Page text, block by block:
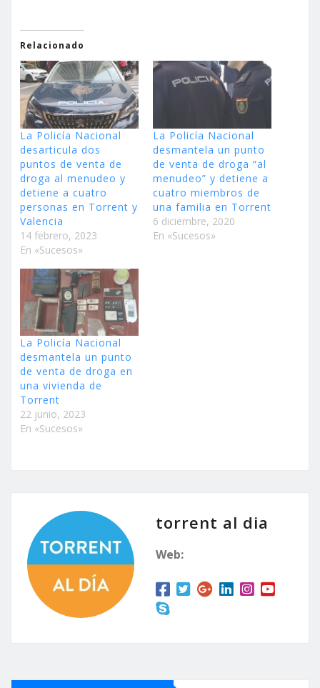
Relacionado
La Policía Nacional
desarticula dos
puntos de venta de
droga al menudeo y
detiene a cuatro
personas en Torrent y
Valencia
14 febrero, 2023
En «Sucesos»
La Policía Nacional
desmantela un punto
de venta de droga “al
menudeo” y detiene a
cuatro miembros de
una familia en Torrent
6 diciembre, 2020
En «Sucesos»
La Policía Nacional
desmantela un punto
de venta de droga en
una vivienda de
Torrent
22 junio, 2023
En «Sucesos»
torrent al dia
Web: